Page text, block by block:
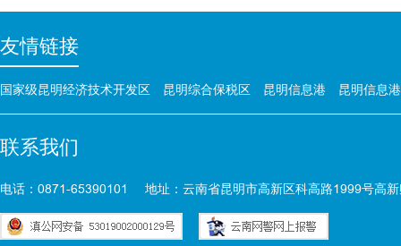
友情链接
国家级昆明经济技术开发区 昆明综合保税区 昆明信息港 昆明信息
联系我们
电话：0871-65390101 地址：云南省昆明市高新区科高路1999号高